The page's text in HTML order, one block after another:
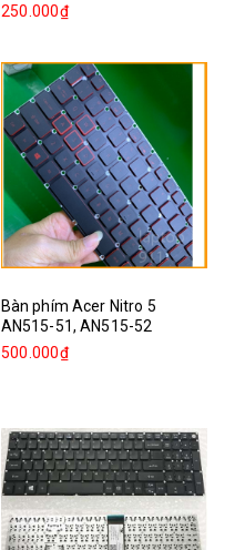
250.000₫
Bàn phím Acer Nitro 5
AN515-51, AN515-52
500.000₫